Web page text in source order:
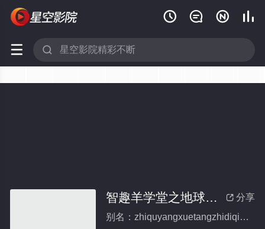
   
 
 分享
智趣羊学堂之地球嘉年华(全集)
别名：zhiquyangxuetangzhidiqiujianianhua